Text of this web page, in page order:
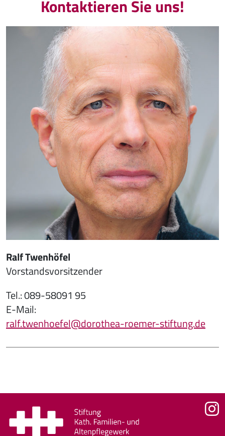
Kontaktieren Sie uns!
Ralf Twenhöfel
Vorstandsvorsitzender
Tel.: 089-58091 95
E-Mail:
ralf.twenhoefel@dorothea-roemer-stiftung.de